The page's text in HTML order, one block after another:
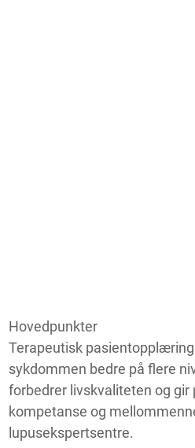
Hovedpunkter
Terapeutisk
sykdommen bedre på flere
forbedrer livskvaliteten og
kompetanse og
lupusekspertsentre.